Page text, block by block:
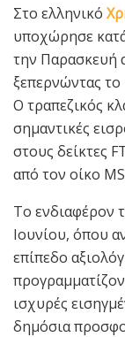
Στο ελληνικό
υποχώρησε
την Παρασκευή
ξεπερνώντας
Ο τραπεζικός
σημαντικές
στους δείκτες
από τον οίκο
Το ενδιαφέρον
Ιουνίου, όπου
επίπεδο
ισχυρές
δημόσια